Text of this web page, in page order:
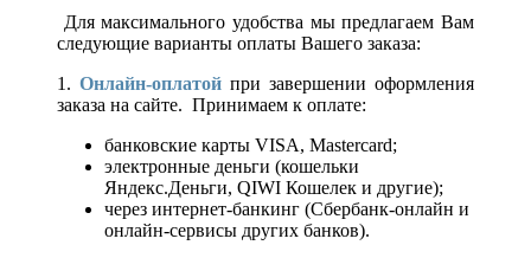
Для максимального удобства мы предлагаем Вам
следующие варианты оплаты Вашего заказа:
1. Онлайн-оплатой при завершении оформления
заказа на сайте. Принимаем к оплате:
банковские карты VISA, Mastercard;
электронные деньги (кошельки
Яндекс.Деньги, QIWI Кошелек и другие);
через интернет-банкинг (Сбербанк-онлайн и
онлайн-сервисы других банков).